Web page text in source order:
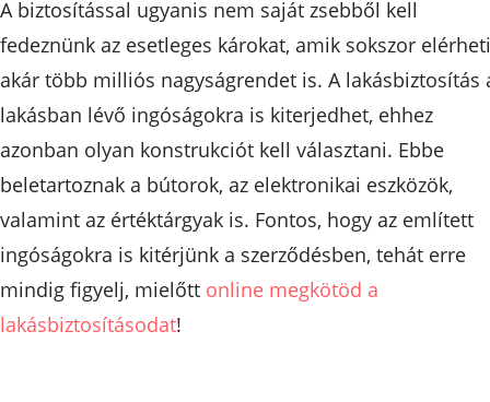
A biztosítással ugyanis nem saját zsebből kell
fedeznünk az esetleges károkat, amik sokszor
akár több milliós nagyságrendet is. A lakásbiztosítás
lakásban lévő ingóságokra is kiterjedhet, ehhez
azonban olyan konstrukciót kell választani. Ebbe
beletartoznak a bútorok, az elektronikai eszközök,
valamint az értéktárgyak is. Fontos, hogy az említett
ingóságokra is kitérjünk a szerződésben, tehát erre
mindig figyelj, mielőtt online megkötöd a
lakásbiztosításodat!